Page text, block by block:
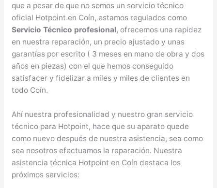
que a pesar de que no somos un servicio técnico
oficial Hotpoint en Coín, estamos regulados como
Servicio Técnico profesional, ofrecemos una rapidez
en nuestra reparación, un precio ajustado y unas
garantías por escrito ( 3 meses en mano de obra y dos
años en piezas) con el que hemos conseguido
satisfacer y fidelizar a miles y miles de clientes en
todo Coín.
Ahí nuestra profesionalidad y nuestro gran servicio
técnico para Hotpoint, hace que su aparato quede
como nuevo después de nuestra asistencia, sea como
sea nosotros efectuamos la reparación. Nuestra
asistencia técnica Hotpoint en Coín destaca los
próximos servicios: